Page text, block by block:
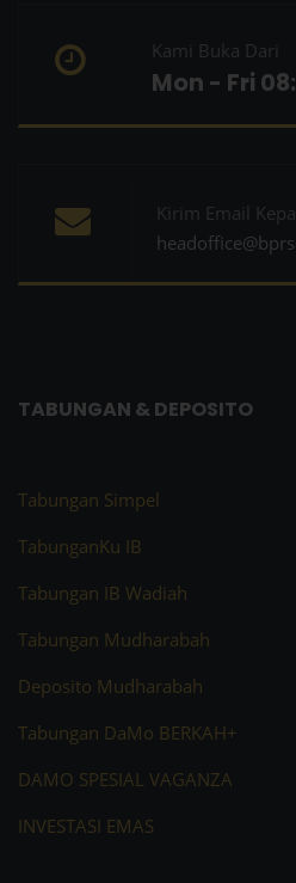
Kami Buka Dari
Mon - Fri
Kirim Email
TABUNGAN & DEPOSITO
Tabungan Simpel
TabunganKu IB
Tabungan IB Wadiah
Tabungan Mudharabah
Deposito Mudharabah
Tabungan DaMo BERKAH+
DAMO SPESIAL VAGANZA
INVESTASI EMAS